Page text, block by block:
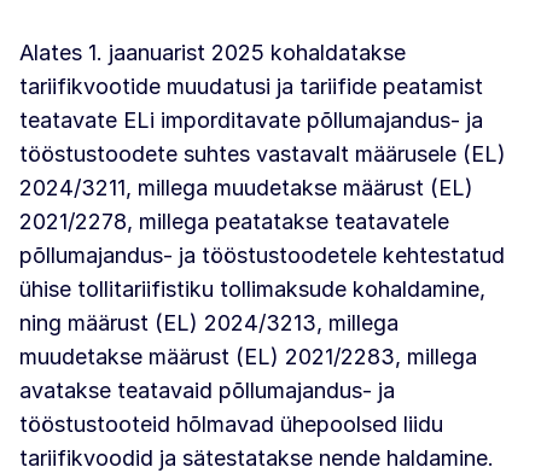
Alates 1. jaanuarist 2025 kohaldatakse
tariifikvootide muudatusi ja tariifide peatamist
teatavate ELi imporditavate põllumajandus- ja
tööstustoodete suhtes vastavalt määrusele (EL)
2024/3211, millega muudetakse määrust (EL)
2021/2278, millega peatatakse teatavatele
põllumajandus- ja tööstustoodetele kehtestatud
ühise tollitariifistiku tollimaksude kohaldamine,
ning määrust (EL) 2024/3213, millega
muudetakse määrust (EL) 2021/2283, millega
avatakse teatavaid põllumajandus- ja
tööstustooteid hõlmavad ühepoolsed liidu
tariifikvoodid ja sätestatakse nende haldamine.